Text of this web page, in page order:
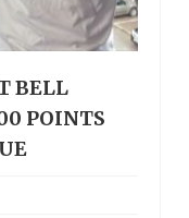
BELL
POINTS